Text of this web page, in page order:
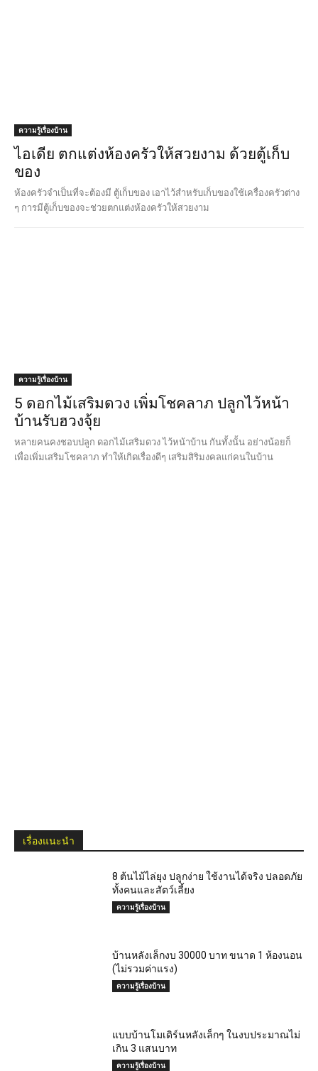
ความรู้เรื่องบ้าน
ไอเดีย ตกแต่งห้องครัวให้สวยงาม ด้วยตู้เก็บ
ของ
ห้องครัวจำเป็นที่จะต้องมี ตู้เก็บของ เอาไว้สำหรับเก็บของใช้เครื่องครัวต่าง
ๆ การมีตู้เก็บของจะช่วยตกแต่งห้องครัวให้สวยงาม
ความรู้เรื่องบ้าน
5 ดอกไม้เสริมดวง เพิ่มโชคลาภ ปลูกไว้หน้า
บ้านรับฮวงจุ้ย
หลายคนคงชอบปลูก ดอกไม้เสริมดวง ไว้หน้าบ้าน กันทั้งนั้น อย่างน้อยก็
เพื่อเพิ่มเสริมโชคลาภ ทำให้เกิดเรื่องดีๆ เสริมสิริมงคลแก่คนในบ้าน
เรื่องแนะนำ
8 ต้นไม้ไล่ยุง ปลูกง่าย ใช้งานได้จริง ปลอดภัย
ทั้งคนและสัตว์เลี้ยง
ความรู้เรื่องบ้าน
บ้านหลังเล็กงบ 30000 บาท ขนาด 1 ห้องนอน
(ไม่รวมค่าแรง)
ความรู้เรื่องบ้าน
แบบบ้านโมเดิร์นหลังเล็กๆ ในงบประมาณไม่
เกิน 3 แสนบาท
ความรู้เรื่องบ้าน